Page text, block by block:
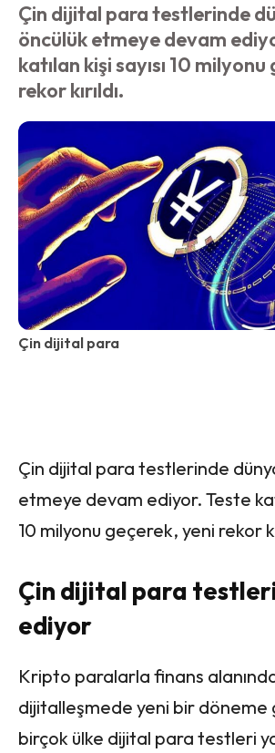
Çin dijital para testlerinde
öncülük etmeye devam
katılan kişi sayısı 10
rekor kırıldı.
Çin dijital para
Çin dijital para testlerinde
etmeye devam ediyor. Teste
10 milyonu geçerek, yeni rekor
Çin dijital para
ediyor
Kripto paralarla finans
dijitalleşmede yeni bir döneme
birçok ülke dijital para testleri